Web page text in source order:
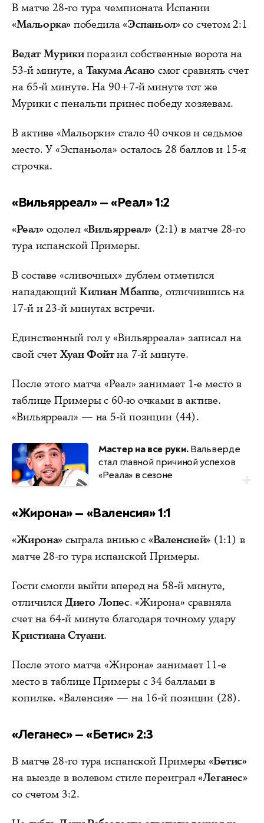
В матче 28-го тура чемпионата Испании
«Мальорка» победила«Эспаньол»со счетом 2:1
Ведат Мурикипоразил собственные ворота на
53-й минуте, а Такума Асано смог сравнять счет
на 65-й минуте. На 90+7-й минуте тот же
Мурики с пенальти принес победу хозяевам.
В активе «Мальорки» стало 40 очков и седьмое
место. У «Эспаньола» осталось 28 баллов и 15-я
строчка.
«Вильярреал» — «Реал» 1:2
«Реал»одолел «Вильярреал» (2:1) в матче 28-го
тура испанской Примеры.
В составе «сливочных» дублем отметился
нападающий Килиан Мбаппе, отличившись на
17-й и 23-й минутах встречи.
Единственный гол у «Вильярреала» записал на
свой счетХуан Фойтна 7-й минуте.
После этого матча «Реал» занимает 1-е место в
таблице Примеры с 60-ю очками в активе.
«Вильярреал» — на 5-й позиции (44).
Мастер на все руки.Вальверде
стал главной причиной успехов
«Реала» в сезоне
«Жирона» — «Валенсия» 1:1
«Жирона»сыграла вниью с«Валенсией»(1:1) в
матче 28-го тура испанской Примеры.
Гости смогли выйти вперед на 58-й минуте,
отличилсяДиего Лопес. «Жирона» сравняла
счет на 64-й минуте благодаря точному удару
Кристиана Стуани.
После этого матча «Жирона» занимает 11-е
место в таблице Примеры с 34 баллами в
копилке. «Валенсия» — на 16-й позиции (28).
«Леганес» — «Бетис» 2:3
В матче 28-го тура испанской Примеры«Бетис»
на выезде в волевом стиле переиграл«Леганес»
со счетом 3:2.